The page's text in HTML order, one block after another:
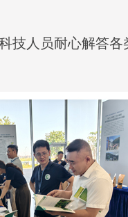
技人员耐心解答各